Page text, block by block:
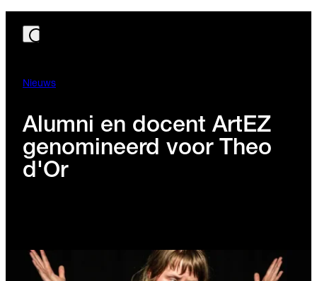
Nieuws
Alumni en docent ArtEZ
genomineerd voor Theo
d'Or